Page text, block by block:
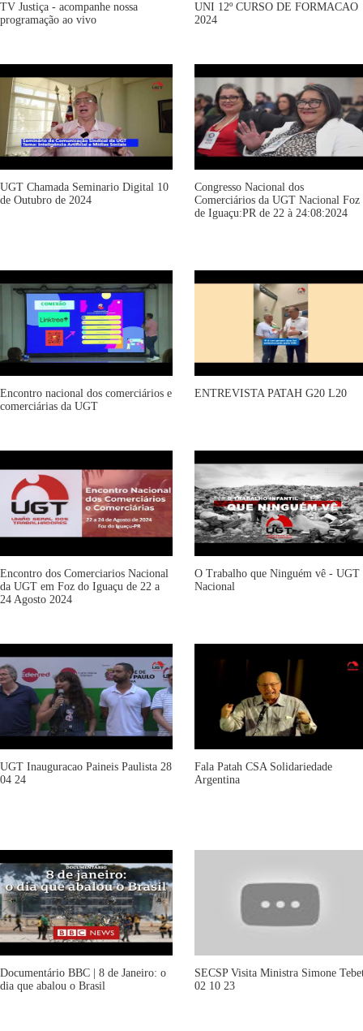
TV Justiça - acompanhe nossa
programação ao vivo
UNI 12º CURSO DE FORMACAO
2024
UGT Chamada Seminario Digital 10
de Outubro de 2024
Congresso Nacional dos
Comerciários da UGT Nacional Foz
de Iguaçu:PR de 22 à 24:08:2024
Encontro nacional dos comerciários e
comerciárias da UGT
ENTREVISTA PATAH G20 L20
Encontro dos Comerciarios Nacional
da UGT em Foz do Iguaçu de 22 a
24 Agosto 2024
O Trabalho que Ninguém vê - UGT
Nacional
UGT Inauguracao Paineis Paulista 28
04 24
Fala Patah CSA Solidariedade
Argentina
Documentário BBC | 8 de Janeiro: o
dia que abalou o Brasil
SECSP Visita Ministra Simone
02 10 23